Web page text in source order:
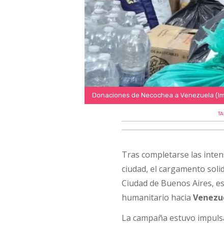
Donaciones de Necochea a Venezuela
Tras completarse las
ciudad, el cargamento
Ciudad de Buenos Aires,
humanitario hacia
La campaña estuvo